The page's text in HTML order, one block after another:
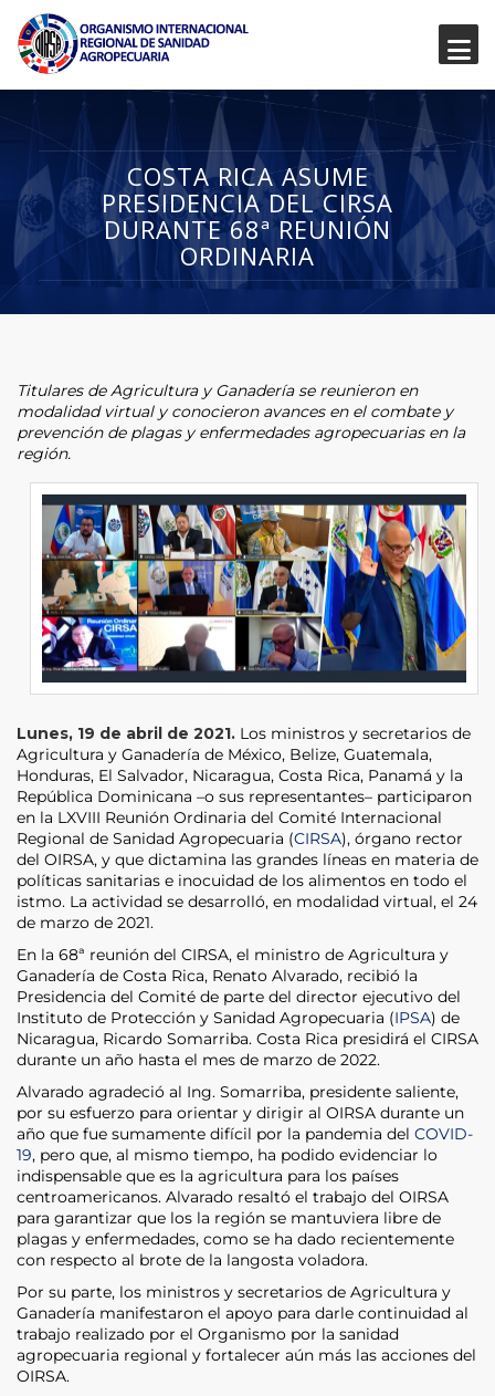
COSTA RICA ASUME
PRESIDENCIA DEL CIRSA
DURANTE 68ª REUNIÓN
ORDINARIA
Titulares de Agricultura y Ganadería se reunieron en
modalidad virtual y conocieron avances en el combate y
prevención de plagas y enfermedades agropecuarias en la
región.
Lunes, 19 de abril de 2021. Los ministros y secretarios de
Agricultura y Ganadería de México, Belize, Guatemala,
Honduras, El Salvador, Nicaragua, Costa Rica, Panamá y la
República Dominicana –o sus representantes– participaron
en la LXVIII Reunión Ordinaria del Comité Internacional
Regional de Sanidad Agropecuaria (CIRSA), órgano rector
del OIRSA, y que dictamina las grandes líneas en materia de
políticas sanitarias e inocuidad de los alimentos en todo el
istmo. La actividad se desarrolló, en modalidad virtual, el 24
de marzo de 2021.
En la 68ª reunión del CIRSA, el ministro de Agricultura y
Ganadería de Costa Rica, Renato Alvarado, recibió la
Presidencia del Comité de parte del director ejecutivo del
Instituto de Protección y Sanidad Agropecuaria (IPSA) de
Nicaragua, Ricardo Somarriba. Costa Rica presidirá el CIRSA
durante un año hasta el mes de marzo de 2022.
Alvarado agradeció al Ing. Somarriba, presidente saliente,
por su esfuerzo para orientar y dirigir al OIRSA durante un
año que fue sumamente difícil por la pandemia del COVID-
19, pero que, al mismo tiempo, ha podido evidenciar lo
indispensable que es la agricultura para los países
centroamericanos. Alvarado resaltó el trabajo del OIRSA
para garantizar que los la región se mantuviera libre de
plagas y enfermedades, como se ha dado recientemente
con respecto al brote de la langosta voladora.
Por su parte, los ministros y secretarios de Agricultura y
Ganadería manifestaron el apoyo para darle continuidad al
trabajo realizado por el Organismo por la sanidad
agropecuaria regional y fortalecer aún más las acciones del
OIRSA.